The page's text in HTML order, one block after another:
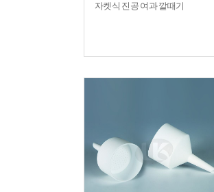
자켓식 진공 여과 깔때기